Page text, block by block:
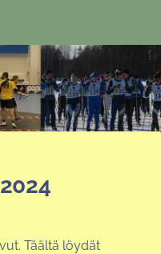
etusivulle
Täältä löydät